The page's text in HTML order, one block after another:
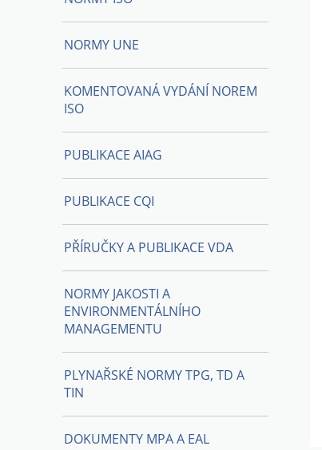
NORMY UNE
KOMENTOVANÁ VYDÁNÍ NOREM
ISO
PUBLIKACE AIAG
PUBLIKACE CQI
PŘÍRUČKY A PUBLIKACE VDA
NORMY JAKOSTI A
ENVIRONMENTÁLNÍHO
MANAGEMENTU
PLYNAŘSKÉ NORMY TPG, TD A
TIN
DOKUMENTY MPA A EAL